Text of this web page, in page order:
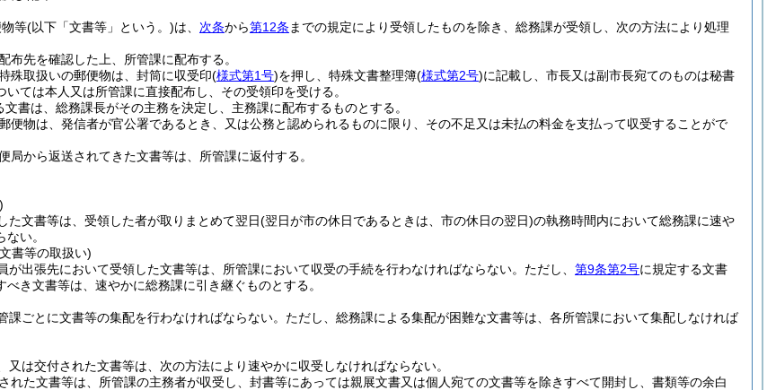
等(以下「文書等」という。)は、 次条から第12条 までの規定により受領したものを除き、総務課が受領し、次の方法により処理
布先を確認した上、所管課に配布する。
殊取扱いの郵便物は、封筒に収受印(様式第1号)を押し、特殊文書整理簿(様式第2号)に記載し、市長又は副市長宛てのものは秘書
ては本人又は所管課に直接配布し、その受領印を受ける。
書は、総務課長がその主務を決定し、主務課に配布するものとする。
便物は、発信者が官公署であるとき、又は公務と認められるものに限り、その不足又は未払の料金を支払って収受することがで
局から返送されてきた文書等は、所管課に返付する。
た文書等は、受領した者が取りまとめて翌日(翌日が市の休日であるときは、市の休日の翌日)の執務時間内において総務課に速や
い。
書等の取扱い)
が出張先において受領した文書等は、所管課において収受の手続を行わなければならない。 ただし、 第9条第2号に規定する文書
き文書等は、速やかに総務課に引き継ぐものとする。
課ごとに文書等の集配を行わなければならない。 ただし、総務課による集配が困難な文書等は、各所管課において集配しなければ
又は交付された文書等は、次の方法により速やかに収受しなければならない。
れた文書等は、所管課の主務者が収受し、封書等にあっては親展文書又は個人宛ての文書等を除きすべて開封し、書類等の余白